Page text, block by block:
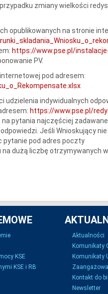
przypadku zmiany wielkości
opublikowanych na stronie
https://www.pse.pl/
PV.
pod adresem:
udzielenia indywidualnych
https://www.pse.pl/
pytania najczęściej
Jeśli Wnioskujący
pytanie pod adres poczty
na dużą liczbę otrzymywanych
KSE
KSE i RB
Aktualności
Komunikaty
Komunikaty
Kontakt do
Newsletter